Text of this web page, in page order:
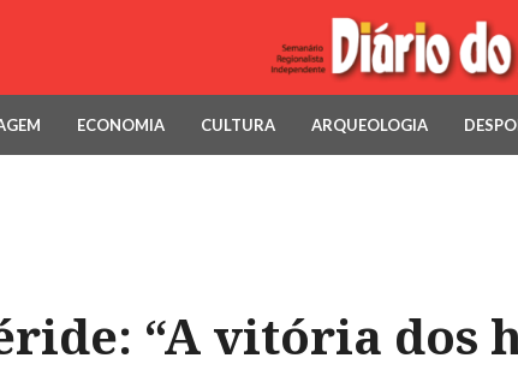
ECONOMIA CULTURA ARQUEOLOGIA
“A vitória dos